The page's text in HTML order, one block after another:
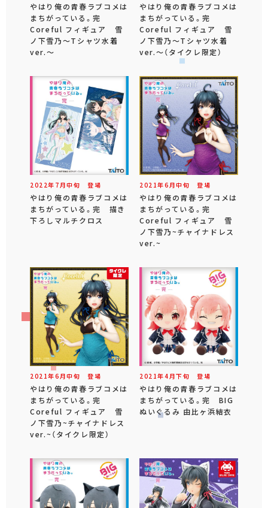
やはり俺の青春ラブコメは
まちがっている。完
Coreful フィギュア 雪
ノ下雪乃～Tシャツ水着
ver.～
やはり俺の青春ラブコメは
まちがっている。完
Coreful フィギュア 雪
ノ下雪乃～Tシャツ水着
ver.～（タイクレ限定）
2022年 7 月中旬 登場
やはり俺の青春ラブコメは
まちがっている。完 描き
下ろしマルチクロス
2021年6 月中旬 登場
やはり俺の青春ラブコメは
まちがっている。完
Coreful フィギュア 雪
ノ下雪乃~チャイナドレス
ver.~
2021年6 月中旬 登場
やはり俺の青春ラブコメは
まちがっている。完
Coreful フィギュア 雪
ノ下雪乃~チャイナドレス
ver.~（タイクレ限定）
2021年4 月下旬 登場
やはり俺の青春ラブコメは
まちがっている。完 BIG
ぬいぐるみ 由比ヶ浜結衣